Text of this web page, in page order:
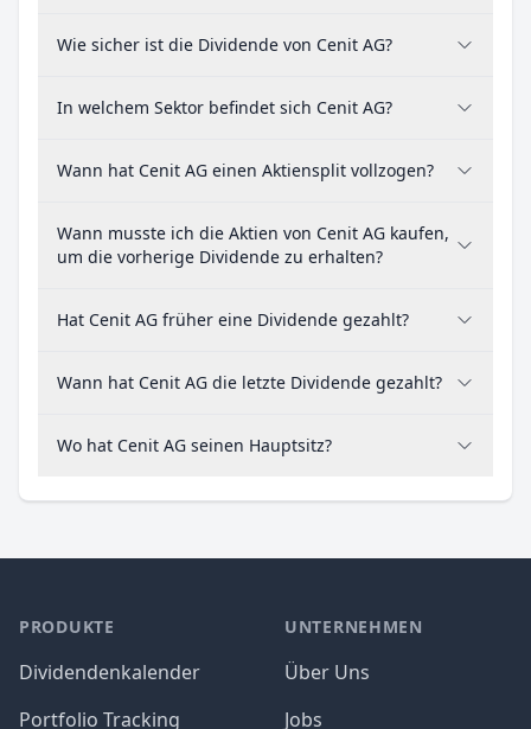
Wie sicher ist die Dividende von Cenit AG?
In welchem Sektor befindet sich Cenit AG?
Wann hat Cenit AG einen Aktiensplit vollzogen?
Wann musste ich die Aktien von Cenit AG kaufen,
um die vorherige Dividende zu erhalten?
Hat Cenit AG früher eine Dividende gezahlt?
Wann hat Cenit AG die letzte Dividende gezahlt?
Wo hat Cenit AG seinen Hauptsitz?
PRODUKTE
Dividendenkalender
Portfolio Tracking
UNTERNEHMEN
Über Uns
Jobs